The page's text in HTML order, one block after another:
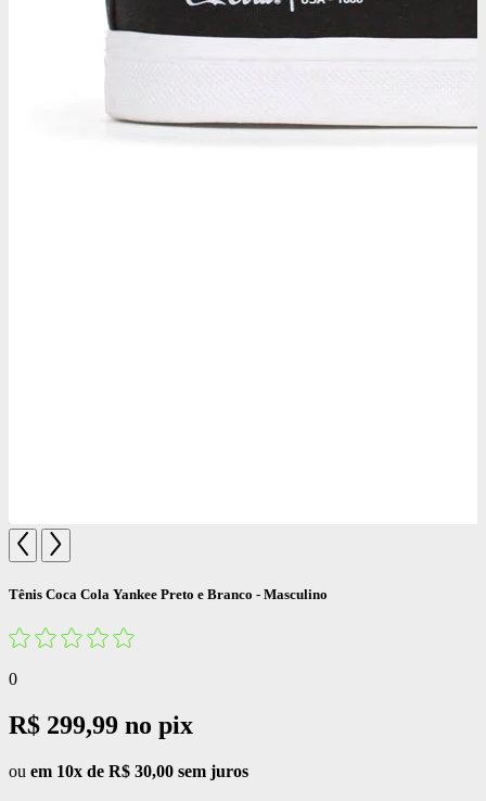
Tênis Coca Cola Yankee Preto e Branco - Masculino
0
R$ 299,99 no pix
ou em 10x de R$ 30,00 sem juros